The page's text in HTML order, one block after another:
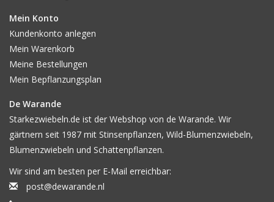
Mein Konto
Kundenkonto anlegen
Mein Warenkorb
Meine Bestellungen
Mein Bepflanzungsplan
De Warande
Starkezwiebeln.de ist der Webshop von de Warande. Wir
gärtnern seit 1987 mit Stinsenpflanzen, Wild-Blumenzwiebeln,
Blumenzwiebeln und Schattenpflanzen.
Wir sind am besten per E-Mail erreichbar:
post@dewarande.nl